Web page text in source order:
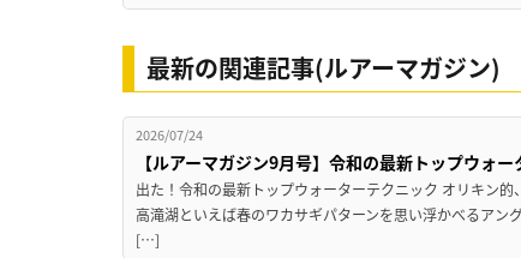
最新の関連記事(ルアーマガジン)
2026/07/24
【ルアーマガジン9月号】令和の最新トップウォー
出た！令和の最新トップウォーターテクニック オリキン
高滝湖といえば春のワカサギパターンを思い浮かべるアン
[…]